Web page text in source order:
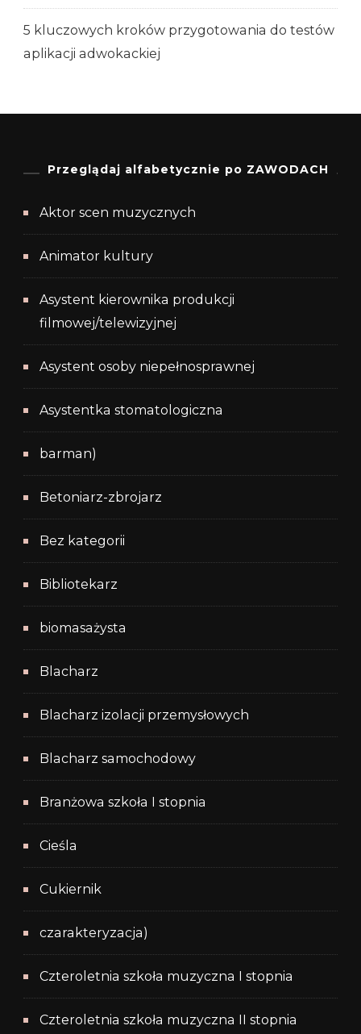
5 kluczowych kroków przygotowania do testów
aplikacji adwokackiej
Przeglądaj alfabetycznie po ZAWODACH
Aktor scen muzycznych
Animator kultury
Asystent kierownika produkcji
filmowej/telewizyjnej
Asystent osoby niepełnosprawnej
Asystentka stomatologiczna
barman)
Betoniarz-zbrojarz
Bez kategorii
Bibliotekarz
biomasażysta
Blacharz
Blacharz izolacji przemysłowych
Blacharz samochodowy
Branżowa szkoła I stopnia
Cieśla
Cukiernik
czarakteryzacja)
Czteroletnia szkoła muzyczna I stopnia
Czteroletnia szkoła muzyczna II stopnia